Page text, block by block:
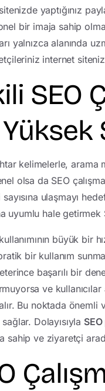
yaptığınız
bir imaja sahip
yalnızca alanında
internet
SEO
kelimelerle, arama
olsa da SEO
ulaşmayı
uyumlu hale getirmek
büyük bir
pratik bir kullanım
başarılı bir
ve
Bu noktada önemli
sağlar. Dolayısıyla
sahip ve ziyaretçi